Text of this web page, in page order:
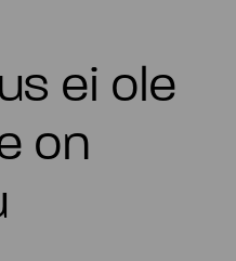
ei ole
on